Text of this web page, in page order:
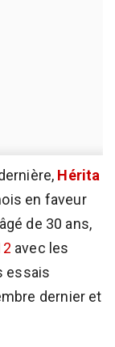
Hérita
en faveur
de 30 ans,
avec les
essais
dernier et